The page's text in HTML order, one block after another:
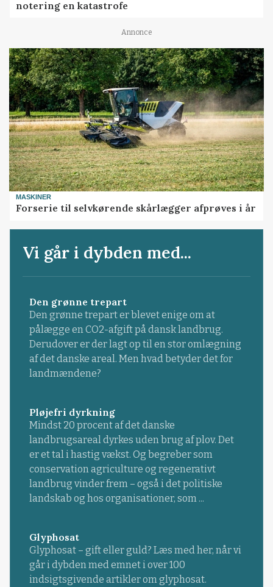
notering en katastrofe
Annonce
MASKINER
Forserie til selvkørende skårlægger afprøves i år
Vi går i dybden med...
Den grønne trepart
Den grønne trepart er blevet enige om at
pålægge en CO2-afgift på dansk landbrug.
Derudover er der lagt op til en stor omlægning
af det danske areal. Men hvad betyder det for
landmændene?
Pløjefri dyrkning
Mindst 20 procent af det danske
landbrugsareal dyrkes uden brug af plov. Det
er et tal i hastig vækst. Og begreber som
conservation agriculture og regenerativt
landbrug vinder frem – også i det politiske
landskab og hos organisationer, som ...
Glyphosat
Glyphosat – gift eller guld? Læs med her, når vi
går i dybden med emnet i over 100
indsigtsgivende artikler om glyphosat.